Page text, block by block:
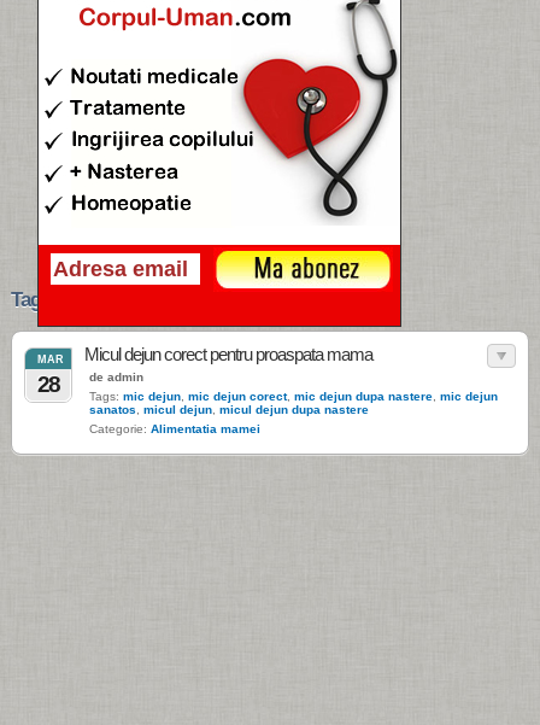
Tags › mic dejun corect
MAR
28
Micul dejun corect pentru proaspata mama
de admin
Tags: mic dejun mic dejun corect, mic dejun dupa nastere mic dejun
sanatos
micul dejun micul dejun dupa nastere
Categorie: Alimentatia mamei